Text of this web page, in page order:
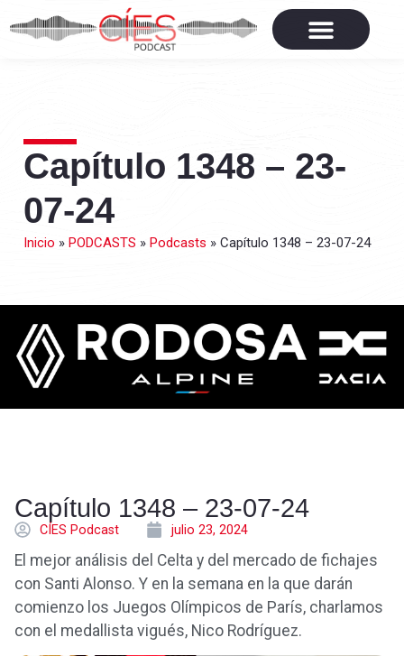
Capítulo 1348 – 23-
07-24
Inicio » PODCASTS » Podcasts » Capítulo 1348 – 23-07-24
Capítulo 1348 – 23-07-24
CÍES Podcast julio 23, 2024
El mejor análisis del Celta y del mercado de fichajes
con Santi Alonso. Y en la semana en la que darán
comienzo los Juegos Olímpicos de París, charlamos
con el medallista vigués, Nico Rodríguez.